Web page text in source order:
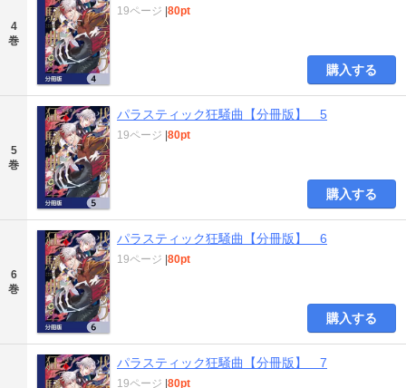
4
巻
19ページ |80pt
購入する
5
巻
パラスティック狂騒曲【分冊版】 5
19ページ |80pt
購入する
6
巻
パラスティック狂騒曲【分冊版】 6
19ページ |80pt
購入する
パラスティック狂騒曲【分冊版】 7
19ページ |80pt